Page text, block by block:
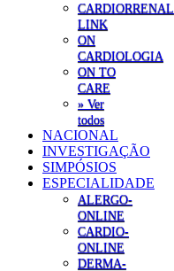
CARDIORRENAL
LINK
ON
CARDIOLOGIA
ON TO
CARE
» Ver
todos
NACIONAL
INVESTIGAÇÃO
SIMPÓSIOS
ESPECIALIDADE
ALERGO-
ONLINE
CARDIO-
ONLINE
DERMA-